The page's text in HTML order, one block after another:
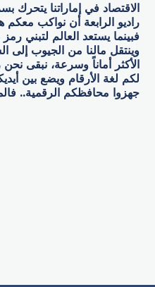
الاقتصاد في إماراتنا يتحرك
راديو الرابعة أن نواكب معكم
فبينما يستعد العالم لتبني
وينتقل مالنا من الجيوب
الأكثر أماناً وسرعة، نبقى
لكم لغة الأرقام ويضع بين
جهزوا محافظكم الرقمية..